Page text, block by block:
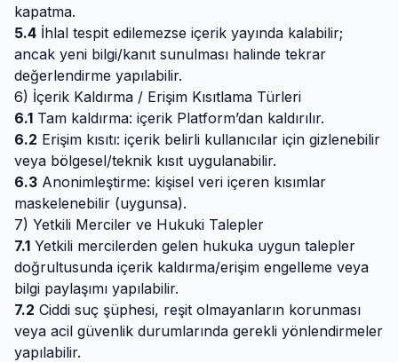
kapatma.
5.4 İhlal tespit edilemezse içerik yayında kalabilir;
ancak yeni bilgi/kanıt sunulması halinde tekrar
değerlendirme yapılabilir.
6) İçerik Kaldırma / Erişim Kısıtlama Türleri
6.1 Tam kaldırma: içerik Platform’dan kaldırılır.
6.2 Erişim kısıtı: içerik belirli kullanıcılar için gizlenebilir
veya bölgesel/teknik kısıt uygulanabilir.
6.3 Anonimleştirme: kişisel veri içeren kısımlar
maskelenebilir (uygunsa).
7) Yetkili Merciler ve Hukuki Talepler
7.1 Yetkili mercilerden gelen hukuka uygun talepler
doğrultusunda içerik kaldırma/erişim engelleme veya
bilgi paylaşımı yapılabilir.
7.2 Ciddi suç şüphesi, reşit olmayanların korunması
veya acil güvenlik durumlarında gerekli yönlendirmeler
yapılabilir.